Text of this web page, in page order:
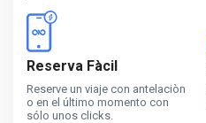
Reserva Fàcil
Reserve un viaje con antelaciòn
o en el último momento con
sólo unos clicks.